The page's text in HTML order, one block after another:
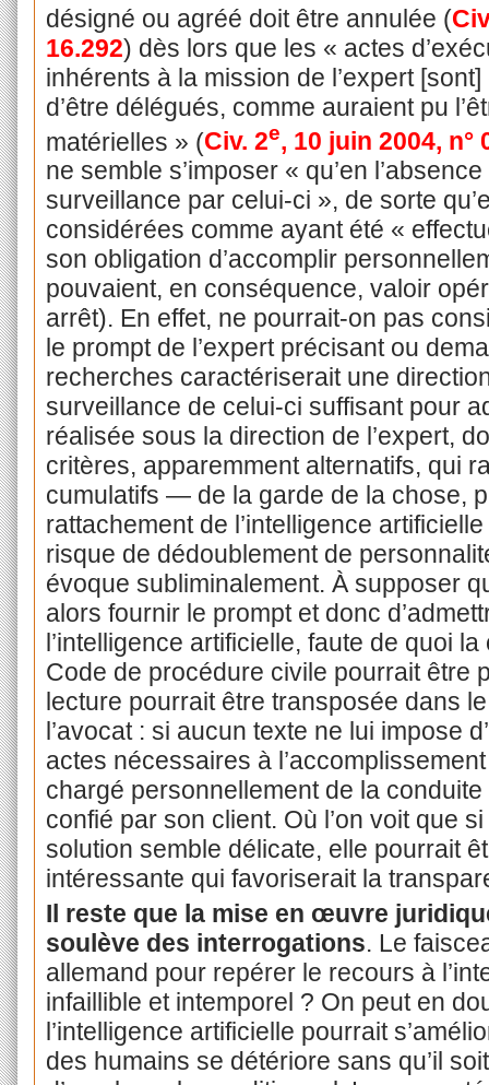
désigné ou agréé doit être annulée (
16.292) dès lors que les « actes
inhérents à la mission de l’expert
d’être délégués, comme auraient pu
matérielles » (Civ. 2e, 10 juin 2004, n°
ne semble s’imposer « qu’en
surveillance par celui-ci », de sorte
considérées comme ayant été «
son obligation d’accomplir
pouvaient, en conséquence, valoir
arrêt). En effet, ne pourrait-on pas
le prompt de l’expert précisant ou
recherches caractériserait une
surveillance de celui-ci suffisant pour
réalisée sous la direction de l’expert,
critères, apparemment alternatifs, qui
cumulatifs — de la garde de la chose,
rattachement de l’intelligence
risque de dédoublement de
évoque subliminalement. À supposer
alors fournir le prompt et donc
l’intelligence artificielle, faute de quoi
Code de procédure civile pourrait être
lecture pourrait être transposée dans
l’avocat : si aucun texte ne lui impose
actes nécessaires à
chargé personnellement de la
confié par son client. Où l’on voit que
solution semble délicate, elle pourrait
intéressante qui favoriserait la
Il reste que la mise en œuvre
soulève des interrogations. Le
allemand pour repérer le recours à
infaillible et intemporel ? On peut en
l’intelligence artificielle pourrait
des humains se détériore sans qu’il